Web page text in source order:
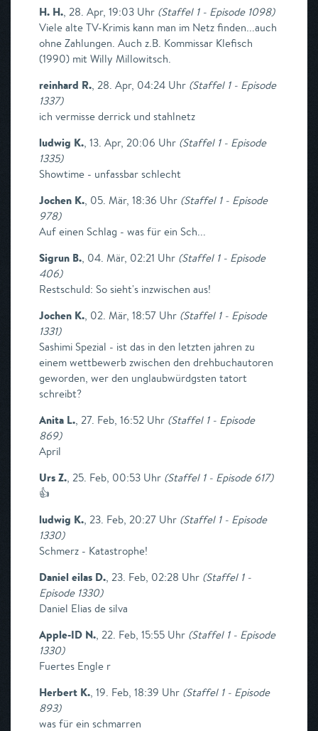
H. H., 28. Apr, 19:03 Uhr (Staffel 1 - Episode 1098)
Viele alte TV-Krimis kann man im Netz finden...auch
ohne Zahlungen. Auch z.B. Kommissar Klefisch
(1990) mit Willy Millowitsch.
reinhard R., 28. Apr, 04:24 Uhr (Staffel 1 - Episode
1337)
ich vermisse derrick und stahlnetz
ludwig K., 13. Apr, 20:06 Uhr (Staffel 1 - Episode
1335)
Showtime - unfassbar schlecht
Jochen K., 05. Mär, 18:36 Uhr (Staffel 1 - Episode
978)
Auf einen Schlag - was für ein Sch...
Sigrun B., 04. Mär, 02:21 Uhr (Staffel 1 - Episode
406)
Restschuld: So sieht's inzwischen aus!
Jochen K., 02. Mär, 18:57 Uhr (Staffel 1 - Episode
1331)
Sashimi Spezial - ist das in den letzten jahren zu
einem wettbewerb zwischen den drehbuchautoren
geworden, wer den unglaubwürdgsten tatort
schreibt?
Anita L., 27. Feb, 16:52 Uhr (Staffel 1 - Episode
869)
April
Urs Z., 25. Feb, 00:53 Uhr (Staffel 1 - Episode 617)
👍
ludwig K., 23. Feb, 20:27 Uhr (Staffel 1 - Episode
1330)
Schmerz - Katastrophe!
Daniel eilas D., 23. Feb, 02:28 Uhr (Staffel 1 -
Episode 1330)
Daniel Elias de silva
Apple-ID N., 22. Feb, 15:55 Uhr (Staffel 1 - Episode
1330)
Fuertes Engle r
Herbert K., 19. Feb, 18:39 Uhr (Staffel 1 - Episode
893)
was für ein schmarren